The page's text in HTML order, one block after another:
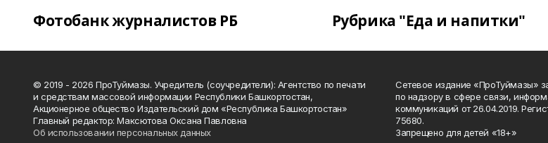
Фотобанк журналистов РБ Рубрика "Еда и напитки"
© 2019 - 2026 ПроТуймазы. Учредитель (соучредители): Агентство по печати
и средствам массовой информации Республики Башкортостан,
Акционерное общество Издательский дом «Республика Башкортостан»
Главный редактор: Максютова Оксана Павловна
Об использовании персональных данных
Сетевое издание «ПроТуймазы»
по надзору в сфере связи,
коммуникаций от 26.04.2019.
75680.
Запрещено для детей «18+»